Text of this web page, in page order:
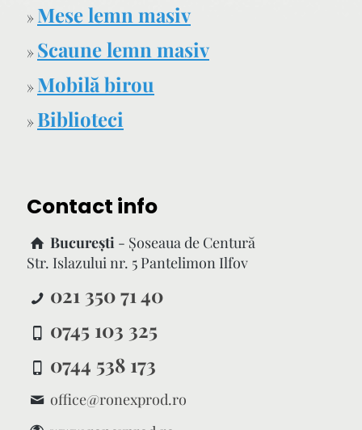
» Mese lemn masiv
» Scaune lemn masiv
» Mobilă birou
» Biblioteci
Contact info
București - Şoseaua de Centură
Str. Islazului nr. 5 Pantelimon Ilfov
021 350 71 40
0745 103 325
0744 538 173
office@ronexprod.ro